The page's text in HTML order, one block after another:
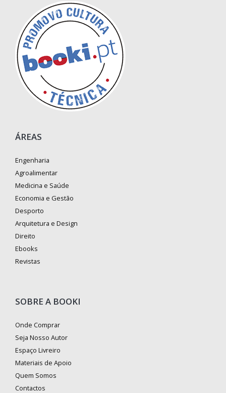
ÁREAS
Engenharia
Agroalimentar
Medicina e Saúde
Economia e Gestão
Desporto
Arquitetura e Design
Direito
Ebooks
Revistas
SOBRE A BOOKI
Onde Comprar
Seja Nosso Autor
Espaço Livreiro
Materiais de Apoio
Quem Somos
Contactos